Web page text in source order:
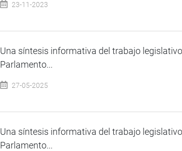
23-11-2023
Una síntesis informativa del trabajo
Parlamento...
27-05-2025
Una síntesis informativa del trabajo
Parlamento...